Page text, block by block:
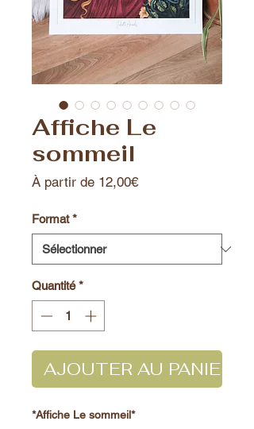
Affiche Le
sommeil
À partir de 12,00€Prix
Format *
Quantité *
AJOUTER AU PANIER
*Affiche Le sommeil*